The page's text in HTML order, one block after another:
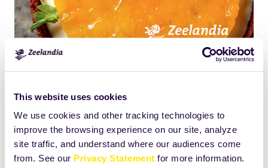
This website uses cookies
We use cookies and other tracking technologies to
improve the browsing experience on our site, analyze
site traffic, and understand where our audiences come
from. See our Privacy Statement for more information.
view
full-
size
image…